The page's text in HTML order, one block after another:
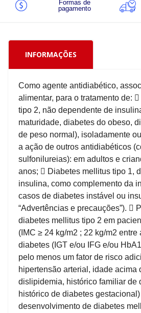
Formas de
pagamento
INFORMAÇÕES
Como agente antidiabético,
alimentar, para o tratamento de:
tipo 2, não dependente de
maturidade, diabetes do obeso,
de peso normal), isoladamente
a ação de outros antidiabéticos
sulfonilureias): em adultos e
anos;  Diabetes mellitus tipo 1,
insulina, como complemento da
casos de diabetes instável ou
“Advertências e precauções”). 
diabetes mellitus tipo 2 em
(IMC ≥ 24 kg/m2 ; 22 kg/m2
diabetes (IGT e/ou IFG e/ou
pelo menos um fator de risco
hipertensão arterial, idade acima
dislipidemia, histórico familiar de
histórico de diabetes
desenvolvimento de diabetes